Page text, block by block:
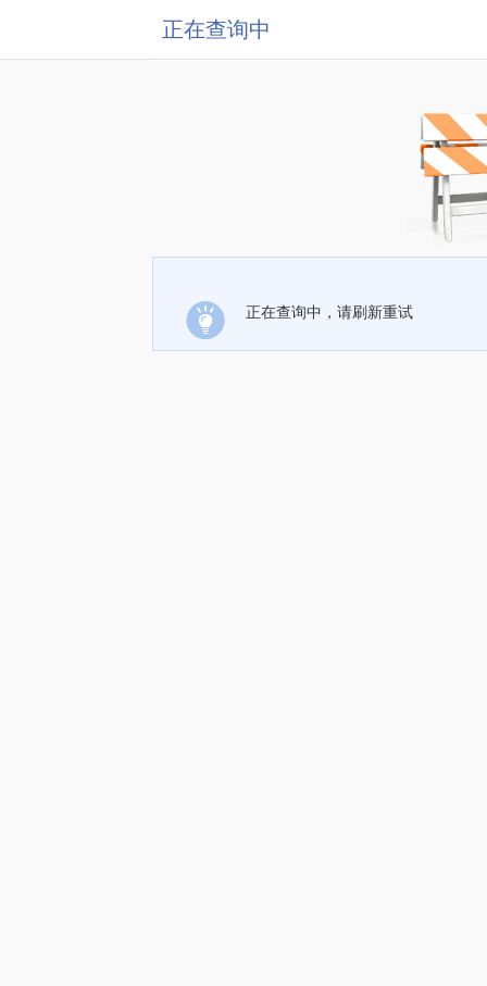
正在查询中
正在查询中，请刷新重试